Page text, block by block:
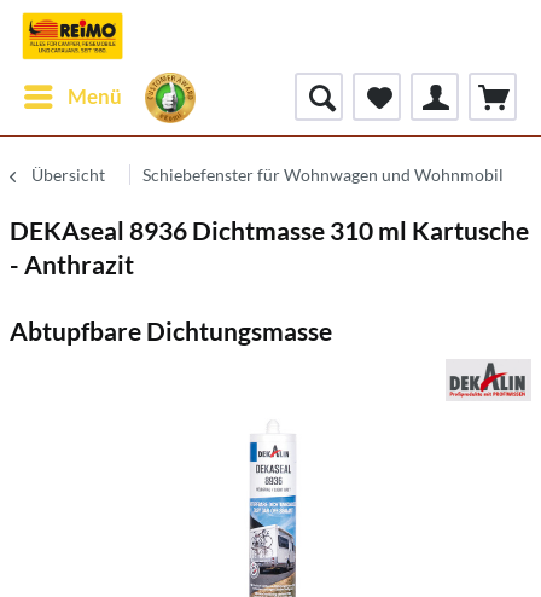
Menü
Übersicht Schiebefenster für Wohnwagen und Wohnmobil
DEKAseal 8936 Dichtmasse 310 ml Kartusche
- Anthrazit
Abtupfbare Dichtungsmasse